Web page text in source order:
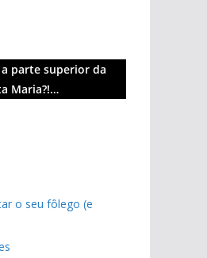
parte superior da
Maria?!…
o seu fôlego (e